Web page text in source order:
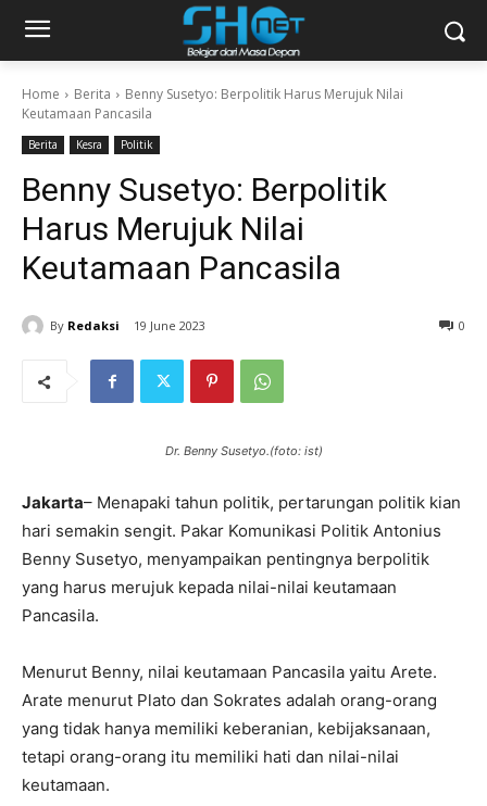
Home Berita
Benny Susetyo: Berpolitik Harus Merujuk Nilai
Keutamaan Pancasila
Berita Kesra Politik
Benny Susetyo: Berpolitik
Harus Merujuk Nilai
Keutamaan Pancasila
By Redaksi 19 June 2023 0
Dr. Benny Susetyo.(foto: ist)
Jakarta– Menapaki tahun politik, pertarungan politik kian
hari semakin sengit. Pakar Komunikasi Politik Antonius
Benny Susetyo, menyampaikan pentingnya berpolitik
yang harus merujuk kepada nilai-nilai keutamaan
Pancasila.
Menurut Benny, nilai keutamaan Pancasila yaitu Arete.
Arate menurut Plato dan Sokrates adalah orang-orang
yang tidak hanya memiliki keberanian, kebijaksanaan,
tetapi orang-orang itu memiliki hati dan nilai-nilai
keutamaan.